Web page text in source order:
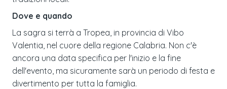
Dove e quando
La sagra si terrà a Tropea, in provincia di Vibo
Valentia, nel cuore della regione Calabria. Non c'è
ancora una data specifica per l'inizio e la fine
dell'evento, ma sicuramente sarà un periodo di festa e
divertimento per tutta la famiglia.